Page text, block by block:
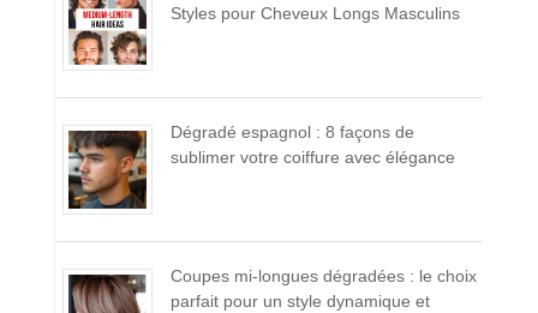
Styles pour Cheveux Longs Masculins
Dégradé espagnol : 8 façons de
sublimer votre coiffure avec élégance
Coupes mi-longues dégradées : le choix
parfait pour un style dynamique et